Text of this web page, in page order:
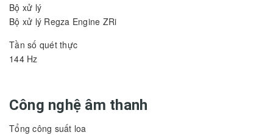
Bộ xử lý
Bộ xử lý Regza Engine ZRi
Tần số quét thực
144 Hz
Công nghệ âm thanh
Tổng công suất loa